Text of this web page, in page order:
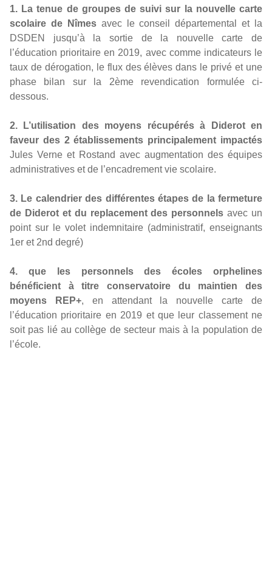
1. La tenue de groupes de suivi sur la nouvelle carte
scolaire de Nîmesavec le conseil départemental et la
DSDEN jusqu’à la sortie de la nouvelle carte de
l’éducation prioritaire en 2019, avec comme indicateurs le
taux de dérogation, le flux des élèves dans le privé et une
phase bilan sur la 2ème revendication formulée ci-
dessous.
2. L’utilisation des moyens récupérés à Diderot en
faveur des 2 établissements principalement impactés
Jules Verne et Rostand avec augmentation des équipes
administratives et de l’encadrement vie scolaire.
3. Le calendrier des différentes étapes de la fermeture
de Diderot et du replacement des personnelsavec un
point sur le volet indemnitaire (administratif, enseignants
1er et 2nd degré)
4. que les personnels des écoles orphelines
bénéficient à titre conservatoire du maintien des
moyens REP+, en attendant la nouvelle carte de
l’éducation prioritaire en 2019 et que leur classement ne
soit pas lié au collège de secteur mais à la population de
l’école.